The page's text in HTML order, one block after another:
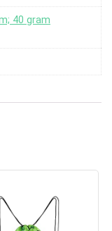
40 gram